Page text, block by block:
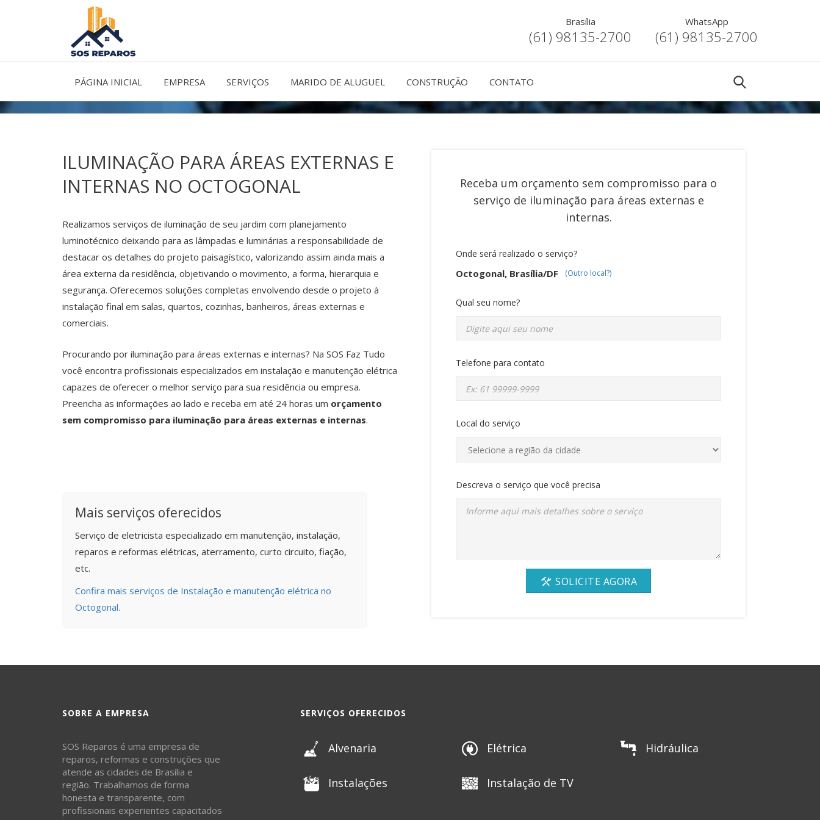
Brasília
(61) 98135-2700
WhatsApp
(61) 98135-2700
PÁGINA INICIAL EMPRESA SERVIÇOS MARIDO DE ALUGUEL CONSTRUÇÃO CONTATO
ILUMINAÇÃO PARA ÁREAS EXTERNAS E
INTERNAS NO OCTOGONAL
Realizamos serviços de iluminação de seu jardim com planejamento
luminotécnico deixando para as lâmpadas e luminárias a responsabilidade de
destacar os detalhes do projeto paisagístico, valorizando assim ainda mais a
área externa da residência, objetivando o movimento, a forma, hierarquia e
segurança. Oferecemos soluções completas envolvendo desde o projeto à
instalação final em salas, quartos, cozinhas, banheiros, áreas externas e
comerciais.
Procurando por iluminação para áreas externas e internas? Na SOS Faz Tudo
você encontra profissionais especializados em instalação e manutenção elétrica
capazes de oferecer o melhor serviço para sua residência ou empresa.
Preencha as informações ao lado e receba em até 24 horas um orçamento
sem compromisso para iluminação para áreas externas e internas.
Mais serviços oferecidos
Serviço de eletricista especializado em manutenção, instalação,
reparos e reformas elétricas, aterramento, curto circuito, fiação,
etc.
Confira mais serviços de Instalação e manutenção elétrica no
Octogonal.
Receba um orçamento sem compromisso para o
serviço de iluminação para áreas externas e
internas.
Onde será realizado o serviço?
Octogonal, Brasília/DF (Outro local?)
Qual seu nome?
Telefone para contato
Local do serviço
Descreva o serviço que você precisa
SOLICITE AGORA
SOBRE A EMPRESA
SOS Reparos é uma empresa de
reparos, reformas e construções que
atende as cidades de Brasília e
região. Trabalhamos de forma
honesta e transparente, com
profissionais experientes capacitados
SERVIÇOS OFERECIDOS
Alvenaria
Instalações
Elétrica
Instalação de TV
Hidráulica